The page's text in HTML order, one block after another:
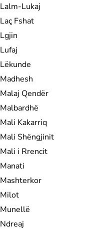
Lalm-Lukaj
Laç Fshat
Lgjin
Lufaj
Lëkunde
Madhesh
Malaj Qendër
Malbardhë
Mali Kakarriq
Mali Shëngjinit
Mali i Rrencit
Manati
Mashterkor
Milot
Munellë
Ndreaj